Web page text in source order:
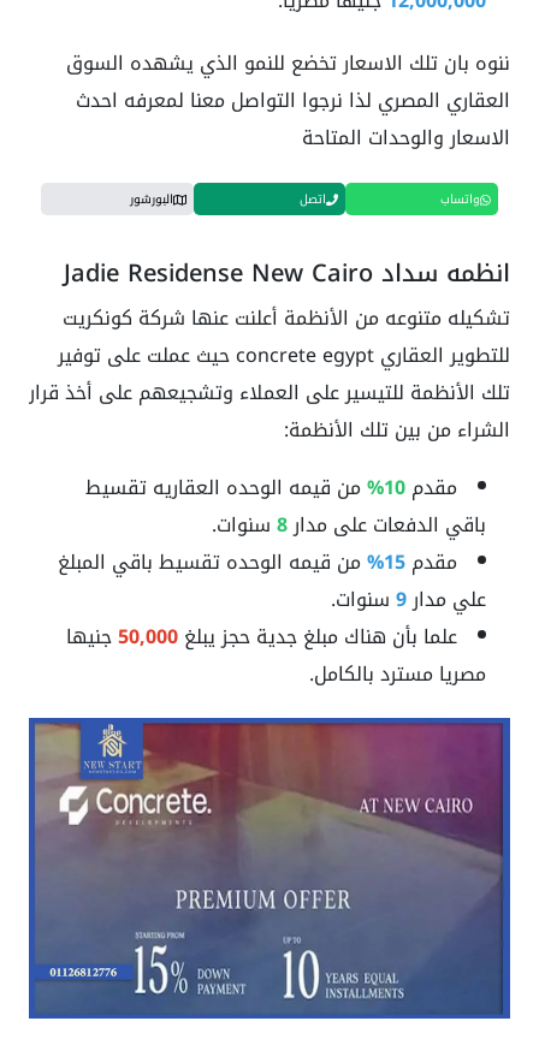
ننوه بان تلك الاسعار تخضع للنمو الذي يشهده السوق
العقاري المصري لذا نرجوا التواصل معنا لمعرفه احدث
الاسعار والوحدات المتاحة
واتساب اتصل البورشور
انظمه سداد Jadie Residense New Cairo
تشكيله متنوعه من الأنظمة أعلنت عنها شركة كونكريت
للتطوير العقاري concrete egypt حيث عملت على توفير
تلك الأنظمة للتيسير على العملاء وتشجيعهم على أخذ قرار
الشراء من بين تلك الأنظمة:
مقدم10%
من قيمه الوحده العقاريه تقسيط
باقي الدفعات على مدار8
سنوات.
مقدم
من قيمه الوحده تقسيط باقي المبلغ
علي مدار9سنوات.
علما بأن هناك مبلغ جدية حجز يبلغ50,000جنيها
مصريا مسترد بالكامل.